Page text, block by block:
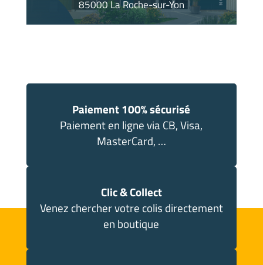
85000 La Roche-sur-Yon
Paiement 100% sécurisé
Paiement en ligne via CB, Visa,
MasterCard, …
Clic & Collect
Venez chercher votre colis directement
en boutique